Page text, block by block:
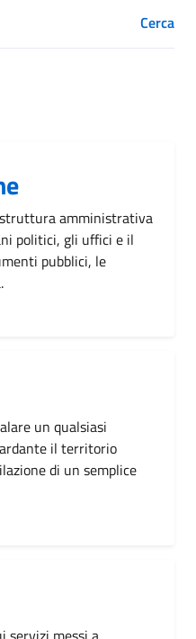
Cerca
amministrativa
politici, gli uffici e il
pubblici, le
un qualsiasi
il territorio
di un semplice